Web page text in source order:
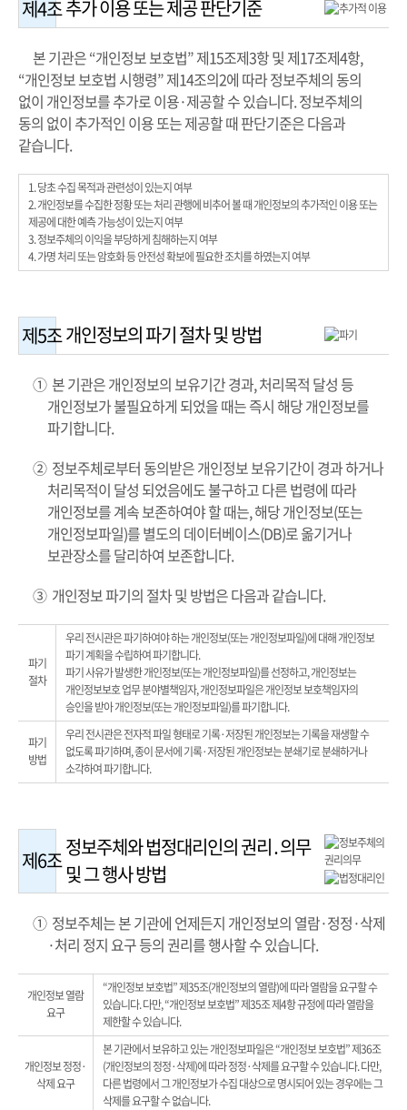
제4조추가 이용 또는 제공 판단기준
본 기관은 “개인정보 보호법” 제15조제3항 및 제17조제4항,
“개인정보 보호법 시행령” 제14조의2에 따라 정보주체의 동의
없이 개인정보를 추가로 이용·제공할 수 있습니다. 정보주체의
동의 없이 추가적인 이용 또는 제공할 때 판단기준은 다음과
같습니다.
1. 당초 수집 목적과 관련성이 있는지 여부
2. 개인정보를 수집한 정황 또는 처리 관행에 비추어 볼 때 개인정보의 추가적인 이용 또는
제공에 대한 예측 가능성이 있는지 여부
3. 정보주체의 이익을 부당하게 침해하는지 여부
4. 가명 처리 또는 암호화 등 안전성 확보에 필요한 조치를 하였는지 여부
제5조개인정보의 파기 절차 및 방법
① 본 기관은 개인정보의 보유기간 경과, 처리목적 달성 등
개인정보가 불필요하게 되었을 때는 즉시 해당 개인정보를
파기합니다.
② 정보주체로부터 동의받은 개인정보 보유기간이 경과 하거나
처리목적이 달성 되었음에도 불구하고 다른 법령에 따라
개인정보를 계속 보존하여야 할 때는, 해당 개인정보(또는
개인정보파일)를 별도의 데이터베이스(DB)로 옮기거나
보관장소를 달리하여 보존합니다.
③ 개인정보 파기의 절차 및 방법은 다음과 같습니다.
파기
절차
우리 전시관은 파기하여야 하는 개인정보(또는 개인정보파일)에 대해 개인정보
파기 계획을 수립하여 파기합니다.
파기 사유가 발생한 개인정보(또는 개인정보파일)를 선정하고, 개인정보는
개인정보보호 업무 분야별책임자, 개인정보파일은 개인정보 보호책임자의
승인을 받아 개인정보(또는 개인정보파일)를 파기합니다.
파기
방법
우리 전시관은 전자적 파일 형태로 기록·저장된 개인정보는 기록을 재생할 수
없도록 파기하며, 종이 문서에 기록·저장된 개인정보는 분쇄기로 분쇄하거나
소각하여 파기합니다.
제6조
정보주체와 법정대리인의 권리․의무
및 그 행사 방법
① 정보주체는 본 기관에 언제든지 개인정보의 열람·정정·삭제
·처리 정지 요구 등의 권리를 행사할 수 있습니다.
개인정보 열람
요구
“개인정보 보호법” 제35조(개인정보의 열람)에 따라 열람을 요구할 수
있습니다. 다만, “개인정보 보호법” 제35조 제4항 규정에 따라 열람을
제한할 수 있습니다.
개인정보 정정·
삭제 요구
본 기관에서 보유하고 있는 개인정보파일은 “개인정보 보호법” 제36조
(개인정보의 정정·삭제)에 따라 정정·삭제를 요구할 수 있습니다. 다만,
다른 법령에서 그 개인정보가 수집 대상으로 명시되어 있는 경우에는 그
삭제를 요구할 수 없습니다.